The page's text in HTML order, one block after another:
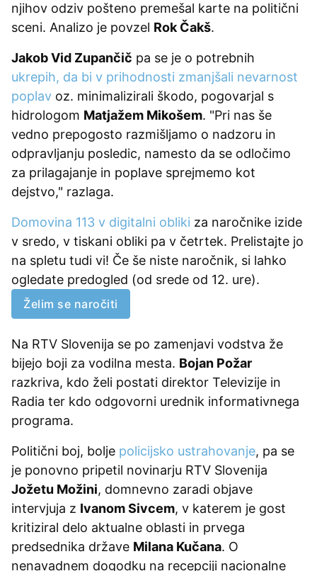
njihov odziv pošteno premešal karte na politični
sceni. Analizo je povzel Rok Čakš.
Jakob Vid Zupančič pa se je o potrebnih
ukrepih, da bi v prihodnosti zmanjšali nevarnost
poplav oz. minimalizirali škodo, pogovarjal s
hidrologom Matjažem Mikošem. "Pri nas še
vedno prepogosto razmišljamo o nadzoru in
odpravljanju posledic, namesto da se odločimo
za prilagajanje in poplave sprejmemo kot
dejstvo," razlaga.
Domovina 113 v digitalni obliki za naročnike izide
v sredo, v tiskani obliki pa v četrtek. Prelistajte jo
na spletu tudi vi! Če še niste naročnik, si lahko
ogledate predogled (od srede od 12. ure).
Želim se naročiti
Na RTV Slovenija se po zamenjavi vodstva že
bijejo boji za vodilna mesta. Bojan Požar
razkriva, kdo želi postati direktor Televizije in
Radia ter kdo odgovorni urednik informativnega
programa.
Politični boj, bolje policijsko ustrahovanje, pa se
je ponovno pripetil novinarju RTV Slovenija
Jožetu Možini, domnevno zaradi objave
intervjuja z Ivanom Sivcem, v katerem je gost
kritiziral delo aktualne oblasti in prvega
predsednika države Milana Kučana. O
nenavadnem dogodku na recepciji nacionalne